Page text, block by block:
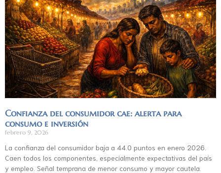
Confianza del consumidor cae: alerta para
consumo e inversión
febrero 9, 2026
La confianza del consumidor baja a 44.0 puntos en enero 2026.
Caen todos los componentes, especialmente expectativas del país
y empleo. Señal temprana de menor consumo y mayor cautela.